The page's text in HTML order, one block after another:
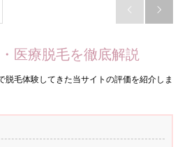
 
医療脱毛を徹底解説
脱毛体験してきた当サイトの評価を紹介しま